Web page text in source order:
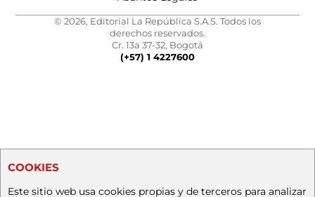
© 2026, Editorial La República S.A.S. Todos los
derechos reservados.
Cr. 13a 37-32, Bogotá
(+57) 1 4227600
COOKIES
Este sitio web usa cookies propias y de terceros para analizar